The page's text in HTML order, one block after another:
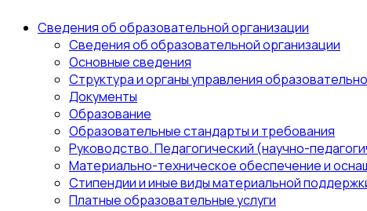
Сведения об образовательной организации
Сведения об образовательной организации
Основные сведения
Структура и органы управления
Документы
Образование
Образовательные стандарты и требования
Руководство. Педагогический (научно-
Материально-техническое обеспечение и
Стипендии и иные виды материальной
Платные образовательные услуги